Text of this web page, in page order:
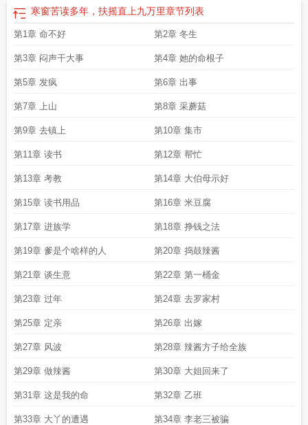
寒窗苦读多年，扶摇直上九万里章节列表
第1章 命不好 第2章 冬生
第3章 闷声干大事 第4章 她的命根子
第5章 发疯 第6章 出事
第7章 上山 第8章 采蘑菇
第9章 去镇上 第10章 集市
第11章 读书 第12章 帮忙
第13章 考教 第14章 大伯母示好
第15章 读书用品 第16章 米豆腐
第17章 进族学 第18章 挣钱之法
第19章 爹是个啥样的人 第20章 捣鼓辣酱
第21章 谈生意 第22章 第一桶金
第23章 过年 第24章 去罗家村
第25章 定亲 第26章 出嫁
第27章 风波 第28章 辣酱方子给全族
第29章 做辣酱 第30章 大姐回来了
第31章 这是我的命 第32章 乙班
第33章 大丫的遭遇 第34章 李老三被骗